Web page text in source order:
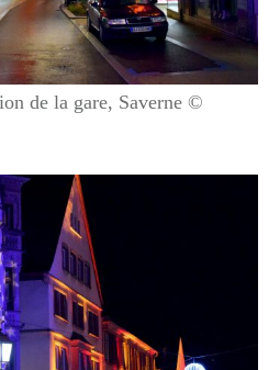
de la gare, Saverne ©